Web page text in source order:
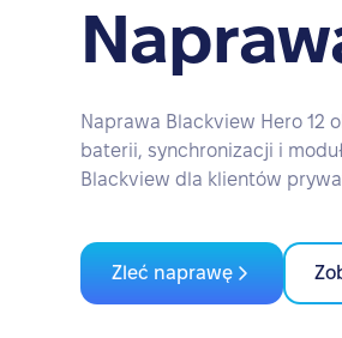
Naprawa Blackview Hero 12
baterii, synchronizacji i
Blackview dla klientów
Zleć naprawę